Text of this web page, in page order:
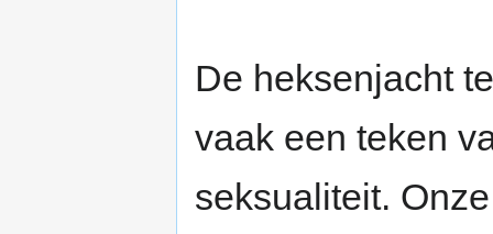
De heksenjacht
vaak een teken
seksualiteit.